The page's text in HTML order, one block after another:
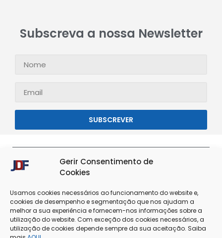
Gerir Consentimento de
Cookies
Usamos cookies necessários ao funcionamento do website e,
cookies de desempenho e segmentação que nos ajudam a
melhor a sua experiência e fornecem-nos informações sobre a
utilização do website. Com exceção dos cookies necessários, a
utilização de cookies depende sempre da sua aceitação. Saiba
Subscreva a nossa Newsletter
SUBSCREVER